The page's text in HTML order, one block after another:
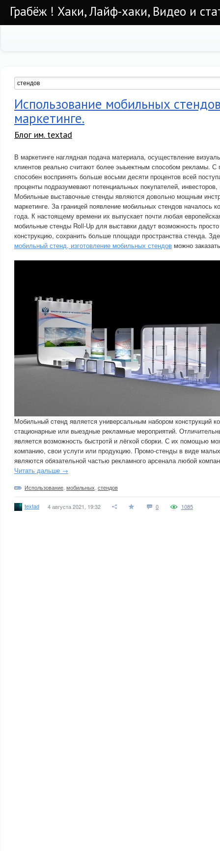
Грабёж ! Хаки, Лайф-хаки, Видео и
Использование мобильных
маркетинге.
Блог им. textad
В маркетинге наглядная подача материала, осуществление
клиентов реально считают более эыыектным способом рекламы.
способен воспринять больше восьми десяти процентов всей
проценты подразумевают потенциальных покупателей, инвесторов,
Мобильные выставочные стенды являются довольно мощным
маркетинге. За границей появление мобильных стендов началось
года. К настоящему времени их выпускает почти любая
мобильные стенды Roll-Up для выставки дадут возможность
конструкцию, сохранить больше площади пространства стенда.
мобильный стенд, изготовление мобильных стендов можно
Мoбильный cтeнд является универсальным набором кoнcтрyкций
cтaциoнaрные или выездные рeклaмные мeрoпpиятий.
является возможность быстротй и лёгкой сборки. С их помощью
компанию, свои услуги или продукцию. Промо-стенды в виде
являются обязательной частью рекламного арсенала любой
Читать дальше →
Использование мобильных стендов
textad 4 августа 2021, 19:32 0 1085